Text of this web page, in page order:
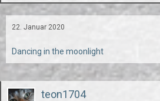
22. Januar 2020
Dancing in the moonlight
teon1704